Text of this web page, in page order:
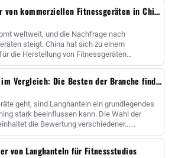
Die besten Hersteller von kommerziellen Fitnessgeräten in China
weltweit, und die Nachfrage nach
steigt. China hat sich zu einem
die Herstellung von Fitnessgeräten
Langhantelhersteller im Vergleich: Die Besten der Branche finden
geht, sind Langhanteln ein grundlegendes
stark beeinflussen kann. Die Wahl der
die Bewertung verschiedener......
von Langhanteln für Fitnessstudios